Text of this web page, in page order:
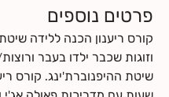
פרטים נוספים
קורס ריענון הכנה ללידה
וזוגות שכבר ילדו בעבר
שיטת ההיפנוברת'ינג. קורס